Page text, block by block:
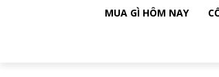
MUA GÌ HÔM NAY